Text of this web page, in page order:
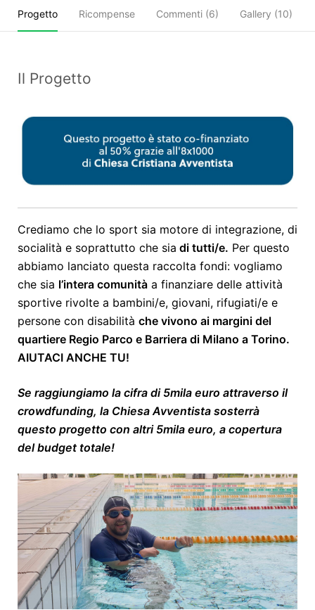
Progetto Ricompense Commenti (6) Gallery (10)
Il Progetto
Crediamo che lo sport sia motore di integrazione, di
socialità e soprattutto che sia di tutti/e. Per questo
abbiamo lanciato questa raccolta fondi: vogliamo
che sia l’intera comunità a finanziare delle attività
sportive rivolte a bambini/e, giovani, rifugiati/e e
persone con disabilità che vivono ai margini del
quartiere Regio Parco e Barriera di Milano a Torino.
AIUTACI ANCHE TU!
Se raggiungiamo la cifra di 5mila euro attraverso il
crowdfunding, la Chiesa Avventista sosterrà
questo progetto con altri 5mila euro, a copertura
del budget totale!